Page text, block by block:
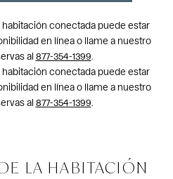
conectada puede estar
en línea o llame a nuestro
al 877-354-1399
conectada puede estar
en línea o llame a nuestro
al 877-354-1399
LA HABITACIÓN